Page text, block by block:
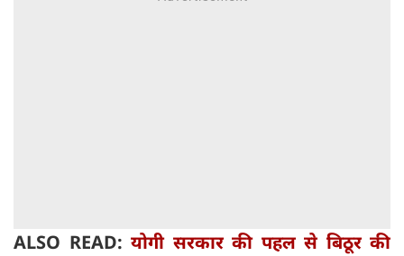
ALSO READ: योगी सरकार की पहल से बिठूर की